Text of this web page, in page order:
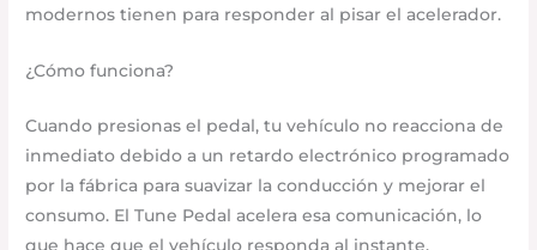
modernos tienen para responder al pisar el acelerador.
¿Cómo funciona?
Cuando presionas el pedal, tu vehículo no reacciona de
inmediato debido a un retardo electrónico programado
por la fábrica para suavizar la conducción y mejorar el
consumo. El Tune Pedal acelera esa comunicación, lo
que hace que el vehículo responda al instante.